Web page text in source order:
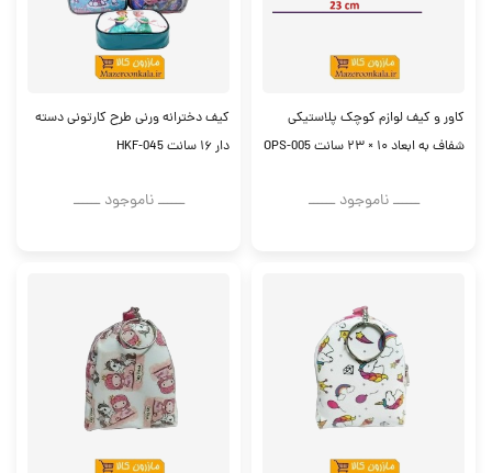
کاور و کیف لوازم کوچک پلاستیکی
شفاف به ابعاد ۱۰ × ۲۳ سانت OPS-005
ــــــ ناموجود ــــــ
کیف دخترانه ورنی طرح کارتونی دسته
دار ۱۶ سانت HKF-045
ــــــ ناموجود ــــــ